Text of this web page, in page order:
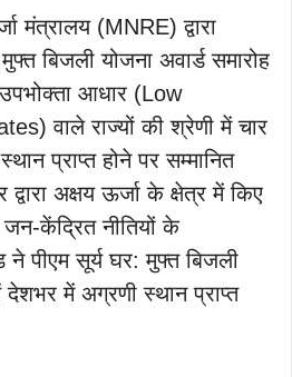
मंत्रालय (MNRE) द्वारा
बिजली योजना अवार्ड समारोह
आधार (Low
वाले राज्यों की श्रेणी में चार
प्राप्त होने पर सम्मानित
अक्षय ऊर्जा के क्षेत्र में किए
केंद्रित नीतियों के
ने पीएम सूर्य घर: मुफ्त बिजली
में अग्रणी स्थान प्राप्त